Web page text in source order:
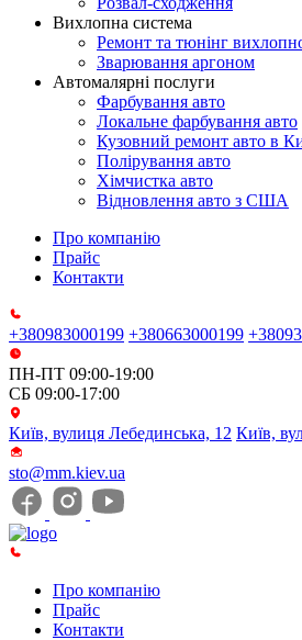
Вихлопна система
Ремонт та тюнінг
Зварювання аргоном
Автомалярні послуги
Фарбування авто
Локальне фарбування авто
Кузовний ремонт авто в
Полірування авто
Хімчистка авто
Відновлення авто з США
Про компанію
Прайс
Контакти
+380983000199 +380663000199
ПН-ПТ 09:00-19:00
СБ 09:00-17:00
Київ, вулиця Лебединська, 12 Київ,
sto@mm.kiev.ua
Про компанію
Прайс
Контакти